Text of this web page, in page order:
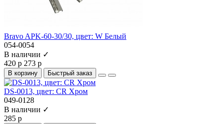
Bravo AРK-60-30/30, цвет: W Белый
054-0054
В наличии ✓
420 р 273 р
В корзину Быстрый заказ
DS-0013, цвет: CR Хром
049-0128
В наличии ✓
285 р